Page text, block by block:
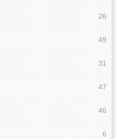
26
49
31
47
46
6